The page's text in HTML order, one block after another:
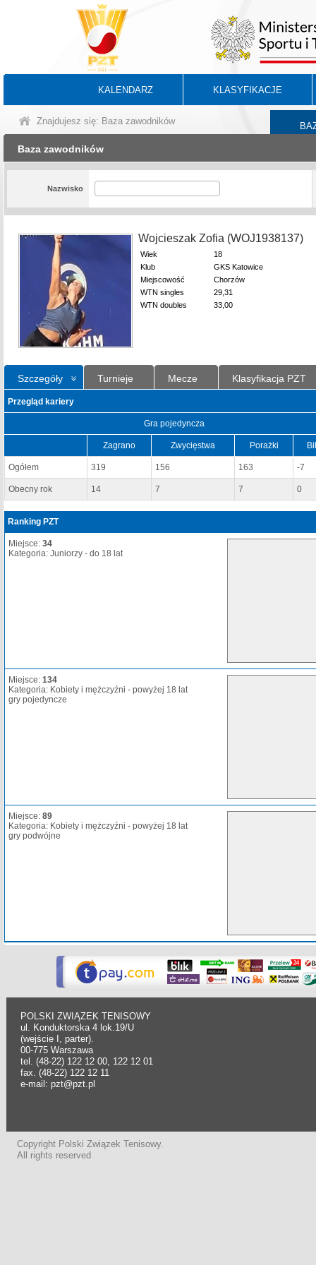
KALENDARZ KLASYFIKACJE
Znajdujesz się: Baza zawodników
Baza zawodników
Nazwisko
Wojcieszak Zofia (WOJ1938137)
Wiek
18
Klub
GKS Katowice
Miejscowość
Chorzów
WTN singles
29,31
WTN doubles
33,00
Szczegóły Turnieje Mecze Klasyfikacja PZT
Przegląd kariery
Gra pojedyncza
Zagrano Zwycięstwa Porażki
Ogółem 319 156 163 -7
Obecny rok 14 7 7 0
Ranking PZT
Miejsce: 34
Kategoria: Juniorzy - do 18 lat
Miejsce: 134
Kategoria: Kobiety i mężczyźni - powyżej 18 lat
gry pojedyncze
Miejsce: 89
Kategoria: Kobiety i mężczyźni - powyżej 18 lat
gry podwójne
POLSKI ZWIĄZEK TENISOWY
ul. Konduktorska 4 lok.19/U
(wejście I, parter).
00-775 Warszawa
tel. (48-22) 122 12 00, 122 12 01
fax. (48-22) 122 12 11
e-mail: pzt@pzt.pl
Copyright Polski Związek Tenisowy.
All rights reserved